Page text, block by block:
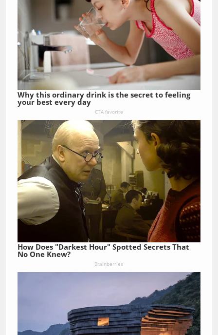
Why this ordinary drink is the secret to feeling
your best every day
CTA favorite
How Does "Darkest Hour" Spotted Secrets That
No One Knew?
Brainberries